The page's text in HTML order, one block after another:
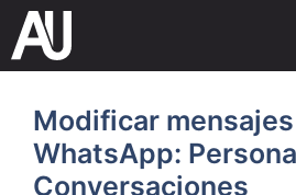
Saltar
contenido
Modificar
WhatsApp:
Conversaciones